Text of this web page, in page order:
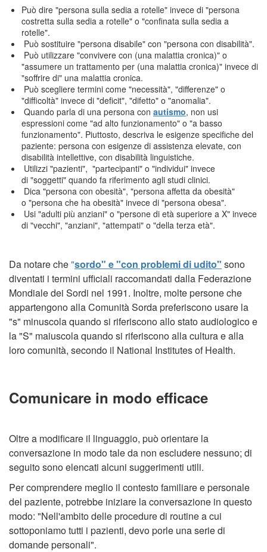
Può dire "persona sulla sedia a rotelle" invece di "persona
costretta sulla sedia a rotelle" o "confinata sulla sedia a
rotelle".
Può sostituire "persona disabile" con "persona con disabilità".
Può utilizzare "convivere con (una malattia cronica)" o
"assumere un trattamento per (una malattia cronica)" invece di
"soffrire di" una malattia cronica.
Può scegliere termini come "necessità", "differenze" o
"difficoltà" invece di "deficit", "difetto" o "anomalia".
Quando parla di una persona con autismo, non usi
espressioni come "ad alto funzionamento" o "a basso
funzionamento". Piuttosto, descriva le esigenze specifiche del
paziente: persona con esigenze di assistenza elevate, con
disabilità intellettive, con disabilità linguistiche.
Utilizzi "pazienti", "partecipanti" o "individui" invece
di "soggetti" quando fa riferimento agli studi clinici.
Dica "persona con obesità", "persona affetta da obesità"
o "persona che ha obesità" invece di "persona obesa".
Usi "adulti più anziani" o "persone di età superiore a X" invece
di "vecchi", "anziani", "attempati" o "della terza età".
Da notare che"sordo" e "con problemi di udito" sono
diventati i termini ufficiali raccomandati dalla Federazione
Mondiale dei Sordi nel 1991. Inoltre, molte persone che
appartengono alla Comunità Sorda preferiscono usare la
"s" minuscola quando si riferiscono allo stato audiologico e
la "S" maiuscola quando si riferiscono alla cultura e alla
loro comunità, secondo il National Institutes of Health.
Comunicare in modo efficace
Oltre a modificare il linguaggio, può orientare la
conversazione in modo tale da non escludere nessuno; di
seguito sono elencati alcuni suggerimenti utili.
Per comprendere meglio il contesto familiare e personale
del paziente, potrebbe iniziare la conversazione in questo
modo: "Nell'ambito delle procedure di routine a cui
sottoponiamo tutti i pazienti, devo porle una serie di
domande personali".